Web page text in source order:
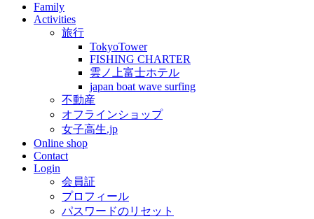
Family
Activities
旅行
TokyoTower
FISHING CHARTER
雲ノ上富士ホテル
japan boat wave surfing
不動産
オフラインショップ
女子高生.jp
Online shop
Contact
Login
会員証
プロフィール
パスワードのリセット